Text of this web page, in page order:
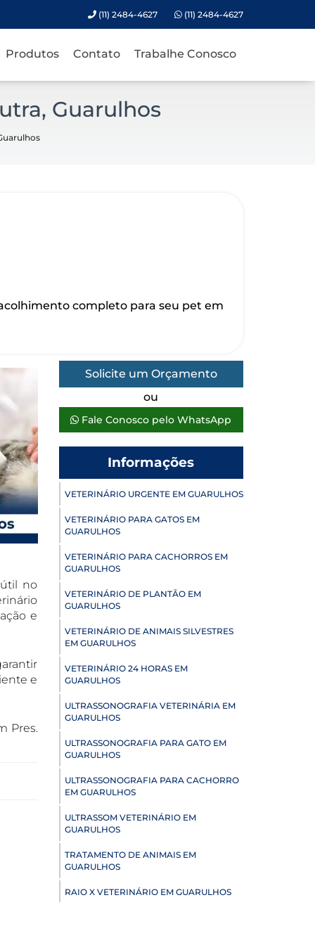
(11) 2484-4627 (11) 2484-4627
Produtos Contato Trabalhe Conosco
Guarulhos
completo para seu pet em
no
e
e
Pres.
Solicite um Orçamento
ou
Fale Conosco pelo WhatsApp
Informações
VETERINÁRIO URGENTE EM GUARULHOS
VETERINÁRIO PARA GATOS EM
GUARULHOS
VETERINÁRIO PARA CACHORROS EM
GUARULHOS
VETERINÁRIO DE PLANTÃO EM
GUARULHOS
VETERINÁRIO DE ANIMAIS SILVESTRES
EM GUARULHOS
VETERINÁRIO 24 HORAS EM
GUARULHOS
ULTRASSONOGRAFIA VETERINÁRIA EM
GUARULHOS
ULTRASSONOGRAFIA PARA GATO EM
GUARULHOS
ULTRASSONOGRAFIA PARA CACHORRO
EM GUARULHOS
ULTRASSOM VETERINÁRIO EM
GUARULHOS
TRATAMENTO DE ANIMAIS EM
GUARULHOS
RAIO X VETERINÁRIO EM GUARULHOS